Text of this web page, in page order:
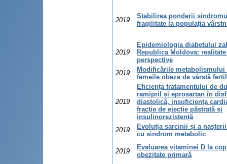
2019
Stabilirea ponderii
fragilitate la populația
2019
Epidemiologia diabetului
Republica Moldova:
perspective
2019
Modificările
femeile obeze de vârstă
2019
Eficiența tratamentului de
ramipril și eprosartan în
diastolică, insuficiența
fracție de ejecție păstrată și
insulinorezistență
2019
Evoluția sarcinii și a
cu sindrom metabolic
2019
Evaluarea vitaminei D la
obezitate primară